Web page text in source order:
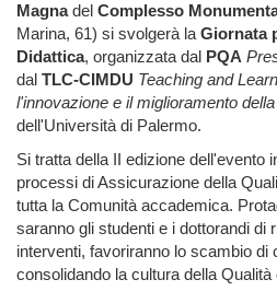
Magnadel Complesso
Marina, 61) si svolgerà laGiornata
Didattica, organizzata dal PQA
dal TLC-CIMDU Teaching and
l'innovazione e il miglioramento
dell'Università di Palermo.
Si tratta della II edizione dell'evento
processi di Assicurazione della
tutta la Comunità accademica.
saranno gli studenti e i dottorandi di
interventi, favoriranno lo scambio
consolidando la cultura della Qualità